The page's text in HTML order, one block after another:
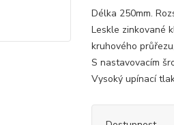
Délka 250mm.
Leskle zinkované
kruhového
S nastavovacím
Vysoký upínací